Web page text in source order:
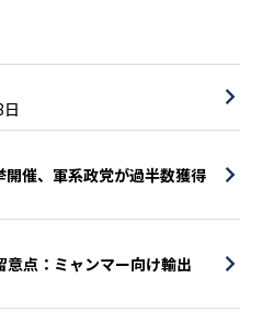
催、軍系政党が過半数獲得
点：ミャンマー向け輸出